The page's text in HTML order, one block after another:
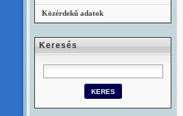
Közérdekű adatok
Keresés